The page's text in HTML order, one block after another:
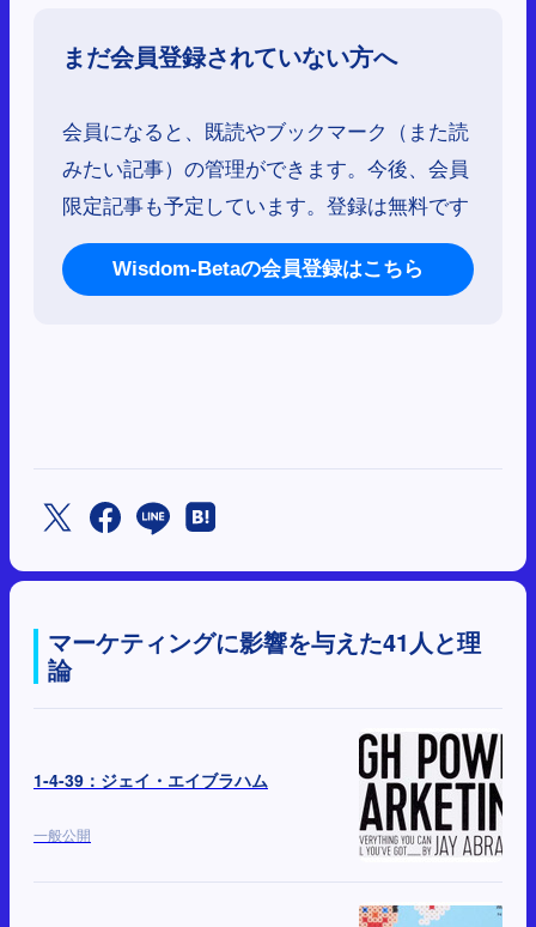
まだ会員登録されていない方へ
会員になると、既読やブックマーク（また読
みたい記事）の管理ができます。今後、会員
限定記事も予定しています。登録は無料です
Wisdom-Betaの会員登録はこちら
マーケティングに影響を与えた41人と理
論
1-4-39：ジェイ・エイブラハム
一般公開